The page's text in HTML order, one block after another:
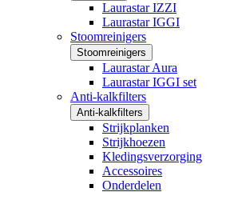
Laurastar IZZI
Laurastar IGGI
Stoomreinigers
Stoomreinigers
Laurastar Aura
Laurastar IGGI set
Anti-kalkfilters
Anti-kalkfilters
Strijkplanken
Strijkhoezen
Kledingsverzorging
Accessoires
Onderdelen